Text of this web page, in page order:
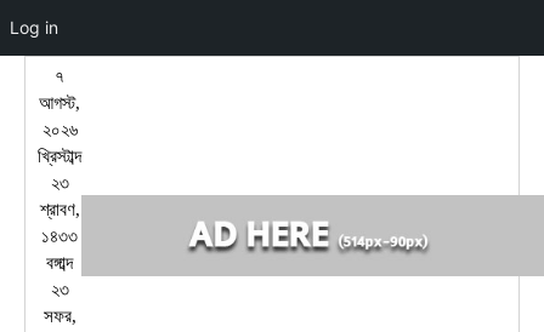
৭
আগস্ট,
২০২৬
খ্রিস্টাব্দ
২৩
শ্রাবণ,
১৪৩৩
বঙ্গাব্দ
২৩
সফর,
Log in